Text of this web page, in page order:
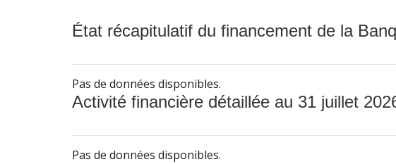
État récapitulatif du financement de la
Pas de données disponibles.
Activité financière détaillée au 31 juillet
Pas de données disponibles.